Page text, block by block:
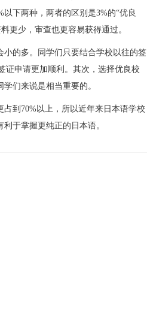
下两种，两者的区别是3%的“优良
更少，审查也更容易获得通过。
的多。同学们只要结合学校以往的签
证申请更加顺利。其次，选择优良校
们来说是相当重要的。
到70%以上，所以近年来日本语学校
于掌握更纯正的日本语。